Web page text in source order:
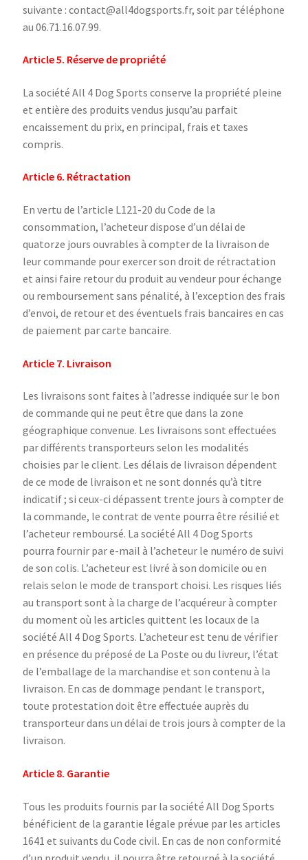
suivante : contact@all4dogsports.fr, soit par téléphone
au 06.71.16.07.99.
Article 5. Réserve de propriété
La société All 4 Dog Sports conserve la propriété pleine
et entière des produits vendus jusqu’au parfait
encaissement du prix, en principal, frais et taxes
compris.
Article 6. Rétractation
En vertu de l’article L121-20 du Code de la
consommation, l’acheteur dispose d’un délai de
quatorze jours ouvrables à compter de la livraison de
leur commande pour exercer son droit de rétractation
et ainsi faire retour du produit au vendeur pour échange
ou remboursement sans pénalité, à l’exception des frais
d’envoi, de retour et des éventuels frais bancaires en cas
de paiement par carte bancaire.
Article 7. Livraison
Les livraisons sont faites à l’adresse indiquée sur le bon
de commande qui ne peut être que dans la zone
géographique convenue. Les livraisons sont effectuées
par différents transporteurs selon les modalités
choisies par le client. Les délais de livraison dépendent
de ce mode de livraison et ne sont donnés qu’à titre
indicatif ; si ceux-ci dépassent trente jours à compter de
la commande, le contrat de vente pourra être résilié et
l’acheteur remboursé. La société All 4 Dog Sports
pourra fournir par e-mail à l’acheteur le numéro de suivi
de son colis. L’acheteur est livré à son domicile ou en
relais selon le mode de transport choisi. Les risques liés
au transport sont à la charge de l’acquéreur à compter
du moment où les articles quittent les locaux de la
société All 4 Dog Sports. L’acheteur est tenu de vérifier
en présence du préposé de La Poste ou du livreur, l’état
de l’emballage de la marchandise et son contenu à la
livraison. En cas de dommage pendant le transport,
toute protestation doit être effectuée auprès du
transporteur dans un délai de trois jours à compter de la
livraison.
Article 8. Garantie
Tous les produits fournis par la société All Dog Sports
bénéficient de la garantie légale prévue par les articles
1641 et suivants du Code civil. En cas de non conformité